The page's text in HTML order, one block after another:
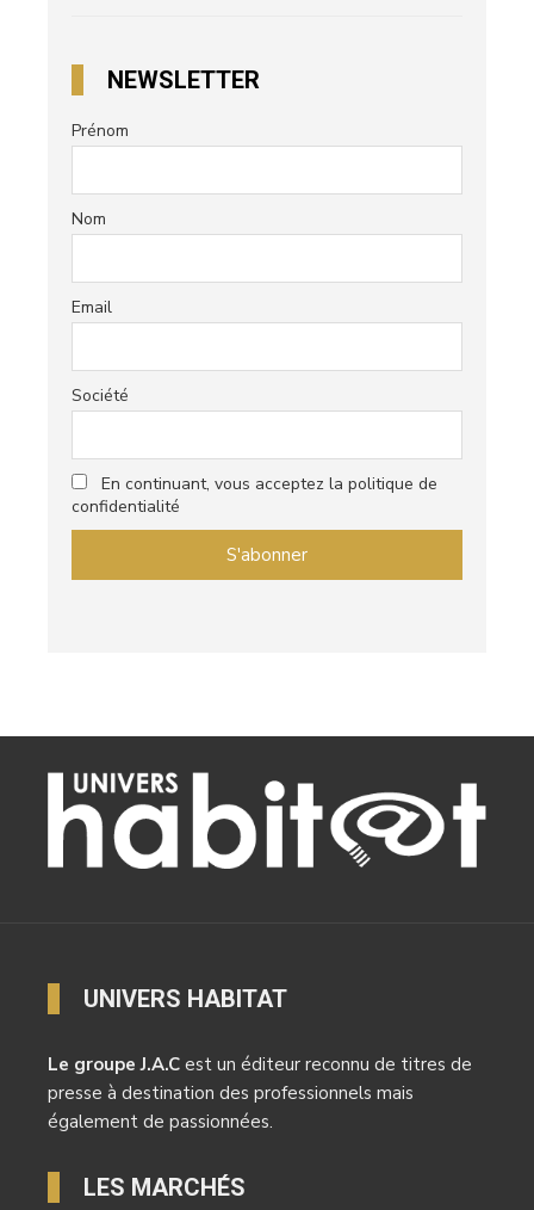
NEWSLETTER
Prénom
Nom
Email
Société
En continuant, vous acceptez la politique de
confidentialité
UNIVERS HABITAT
Le groupe J.A.C est un éditeur reconnu de titres de
presse à destination des professionnels mais
également de passionnées.
LES MARCHÉS